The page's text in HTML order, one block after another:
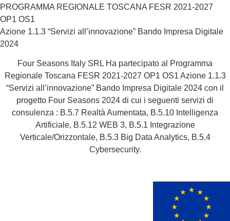
PROGRAMMA REGIONALE TOSCANA FESR 2021-2027
OP1 OS1
Azione 1.1.3 “Servizi all’innovazione” Bando Impresa Digitale
2024
Four Seasons Italy SRL Ha partecipato al Programma
Regionale Toscana FESR 2021-2027 OP1 OS1 Azione 1.1.3
“Servizi all’innovazione” Bando Impresa Digitale 2024 con il
progetto Four Seasons 2024 di cui i seguenti servizi di
consulenza : B.5.7 Realtà Aumentata, B.5.10 Intelligenza
Artificiale, B.5.12 WEB 3, B.5.1 Integrazione
Verticale/Orizzontale, B.5.3 Big Data Analytics, B.5.4
Cybersecurity.